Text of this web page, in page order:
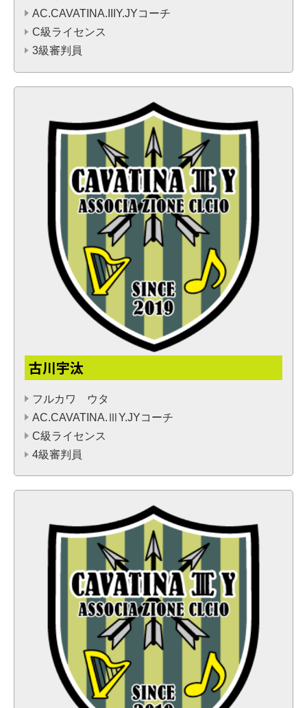
AC.CAVATINA.IIIY.JYコーチ
C級ライセンス
3級審判員
古川宇汰
フルカワ ウタ
AC.CAVATINA.ⅢY.JYコーチ
C級ライセンス
4級審判員